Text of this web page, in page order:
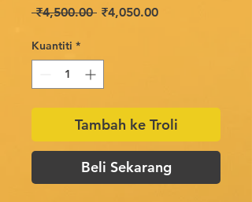
₹4,500.00 Harga
₹4,050.00Harga
Kuantiti *
Tambah ke Troli
Beli Sekarang